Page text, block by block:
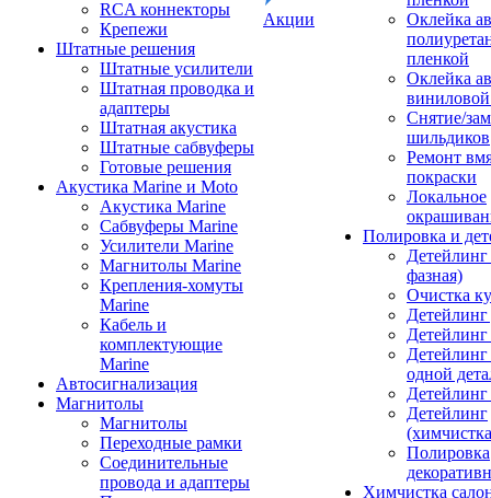
RCA коннекторы
Крепежи
Штатные решения
Штатные усилители
Штатная проводка и
адаптеры
Штатная акустика
Штатные сабвуферы
Готовые решения
Акустика Marine и Moto
Акустика Marine
Сабвуферы Marine
Усилители Marine
Магнитолы Marine
Крепления-хомуты
Marine
Кабель и
комплектующие
Marine
Автосигнализация
Магнитолы
Магнитолы
Переходные рамки
Соединительные
провода и адаптеры
Акции
Оклейка
пленкой
Оклейка
Снятие/
шильдиков
Ремонт
покраски
Локальное
Полировка и
фазная)
Очистка
Детейлинг
одной
Детейлинг
Полировка
Химчистка